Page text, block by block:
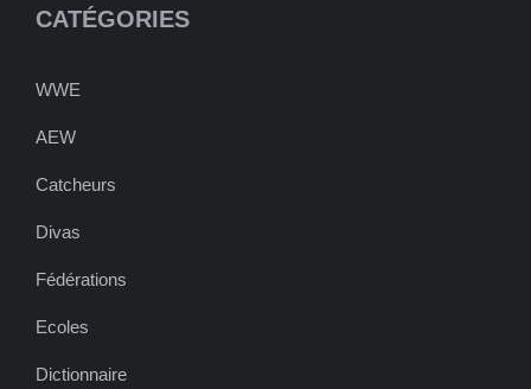
CATÉGORIES
WWE
AEW
Catcheurs
Divas
Fédérations
Ecoles
Dictionnaire